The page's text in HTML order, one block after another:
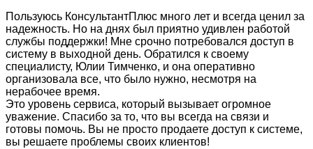
Пользуюсь КонсультантПлюс много лет и всегда ценил за
надежность. Но на днях был приятно удивлен работой
службы поддержки! Мне срочно потребовался доступ в
систему в выходной день. Обратился к своему
специалисту, Юлии Тимченко, и она оперативно
организовала все, что было нужно, несмотря на
нерабочее время.
Это уровень сервиса, который вызывает огромное
уважение. Спасибо за то, что вы всегда на связи и
готовы помочь. Вы не просто продаете доступ к системе,
вы решаете проблемы своих клиентов!